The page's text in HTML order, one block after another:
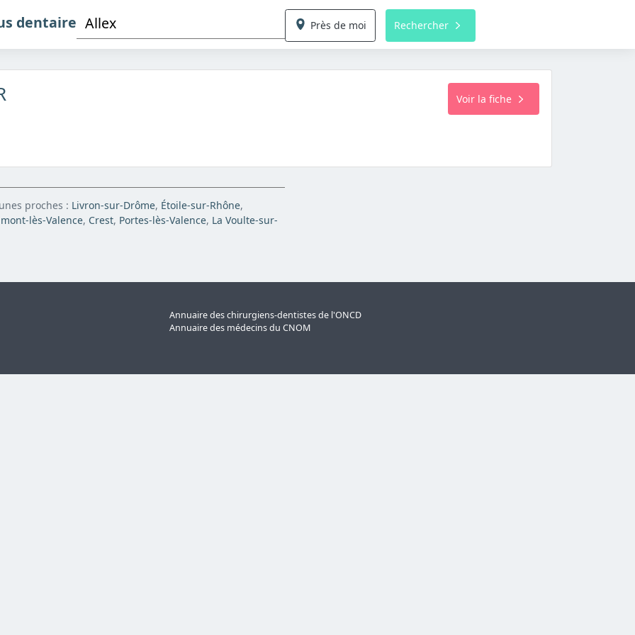
dentaire Près de moi Rechercher
Voir la fiche
proches : Livron-sur-Drôme, Étoile-sur-Rhône,
lès-Valence, Crest, Portes-lès-Valence, La Voulte-sur-
Annuaire des chirurgiens-dentistes de l'ONCD
Annuaire des médecins du CNOM